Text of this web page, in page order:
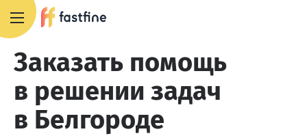
Заказать помощь
в решении задач
в Белгороде